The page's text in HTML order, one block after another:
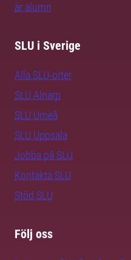
är alumn
SLU i Sverige
Alla SLU-orter
SLU Alnarp
SLU Umeå
SLU Uppsala
Jobba på SLU
Kontakta SLU
Stöd SLU
Följ oss